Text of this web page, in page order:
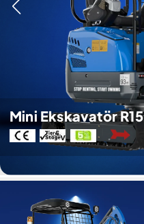
Mini Ekskavatör R15